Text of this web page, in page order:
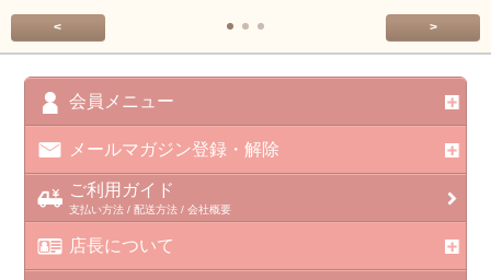
< >
会員メニュー
メールマガジン登録・解除
ご利用ガイド
支払い方法 / 配送方法 / 会社概要
店長について